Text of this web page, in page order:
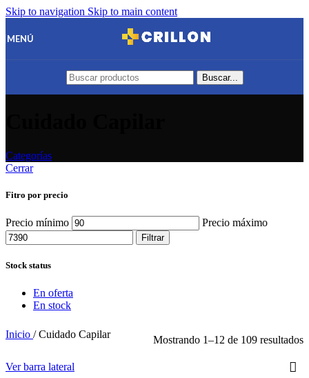
Skip to navigation Skip to main content
MENÚ
Buscar...
Categorías
Cerrar
Fitro por precio
Precio mínimo Precio máximo
Filtrar
Stock status
En oferta
En stock
Inicio / Cuidado Capilar Mostrando 1–12 de 109 resultados
Ver barra lateral